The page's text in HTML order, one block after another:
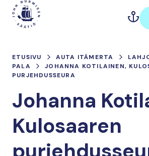
Hyppää
sisältöön
Päävalikko
ETUSIVU AUTA ITÄMERTA
PALA
JOHANNA KOTILAINEN,
PURJEHDUSSEURA
Johanna
Kulosaaren